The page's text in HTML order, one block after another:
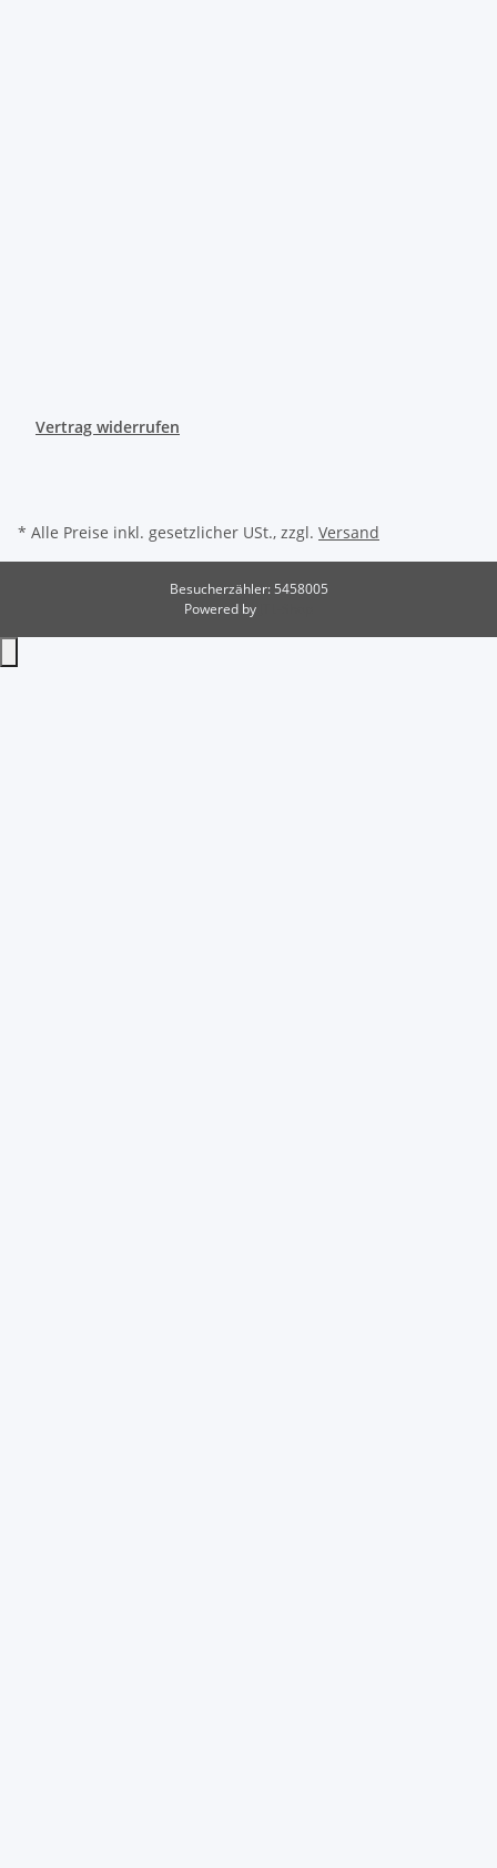
Vertrag widerrufen
* Alle Preise inkl. gesetzlicher USt., zzgl. Versand
Besucherzähler: 5458005
Powered by